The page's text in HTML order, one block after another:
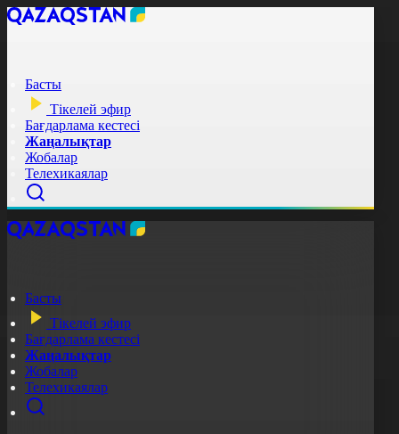
Басты
Тікелей эфир
Бағдарлама кестесі
Жаңалықтар
Жобалар
Телехикаялар
Басты
Тікелей эфир
Бағдарлама кестесі
Жаңалықтар
Жобалар
Телехикаялар